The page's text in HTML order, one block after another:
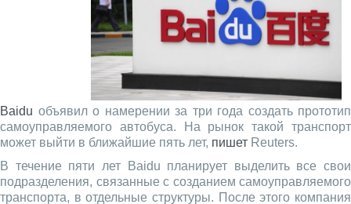
Baidu объявил о намерении за три года создать прототип
самоуправляемого автобуса. На рынок такой транспорт
может выйти в ближайшие пять лет, пишет Reuters.
В течение пяти лет Baidu планирует выделить все свои
подразделения, связанные с созданием самоуправляемого
транспорта, в отдельные структуры. После этого компания